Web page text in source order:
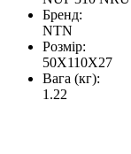
Бренд:
NTN
Розмір:
50X110X27
Вага (кг):
1.22